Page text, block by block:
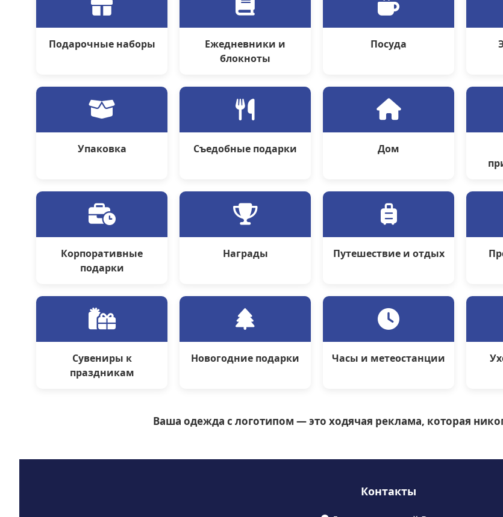
Подарочные наборы
Ежедневники и
блокноты
Посуда
Упаковка Съедобные подарки Дом
Корпоративные
подарки
Награды Путешествие и отдых
Сувениры к
праздникам
Новогодние подарки Часы и метеостанции
Ваша одежда с логотипом — это ходячая реклама, которая
Контакты